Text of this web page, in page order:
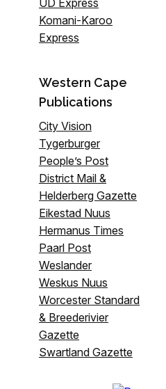
Komani-Karoo
Express
Western Cape
Publications
City Vision
Tygerburger
People’s Post
District Mail &
Helderberg Gazette
Eikestad Nuus
Hermanus Times
Paarl Post
Weslander
Weskus Nuus
Worcester Standard
& Breederivier
Gazette
Swartland Gazette